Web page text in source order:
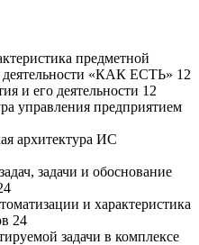
предметной
деятельности «КАК ЕСТЬ» 12
и его деятельности 12
управления предприятием
архитектура ИС
задачи и обоснование
и характеристика
24
задачи в комплексе